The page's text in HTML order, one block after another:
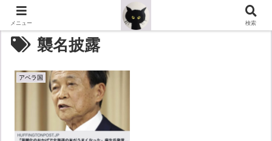
襲名披露
アベラ国
メニュー 検索